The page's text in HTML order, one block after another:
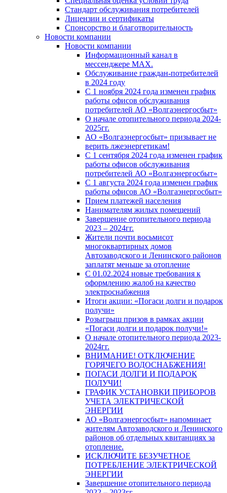
Стандарт обслуживания потребителей
Лицензии и сертификаты
Спонсорство и благотворительность
Новости компании
Новости компании
Информационный канал в
мессенджере MAX.
Обслуживание граждан-потребителей
в 2024 году
С 1 ноября 2024 года изменен график
работы офисов обслуживания
потребителей АО «Волгаэнергосбыт»
О начале отопительного периода 2024-
2025гг.
АО «Волгаэнергосбыт» призывает не
верить лжеэнергетикам!
С 1 сентября 2024 года изменен график
работы офисов обслуживания
потребителей АО «Волгаэнергосбыт»
С 1 августа 2024 года изменен график
работы офисов АО «Волгаэнергосбыт»
Прием платежей населения
Нанимателям жилых помещений
Завершение отопительного периода
2023 – 2024гг.
Жители почти восьмисот
многоквартирных домов
Автозаводского и Ленинского районов
заплатят меньше за отопление
С 01.02.2024 новые требования к
оформлению жалоб на качество
электроснабжения
Итоги акции: «Погаси долги и подарок
получи»
Розыгрыш призов в рамках акции
«Погаси долги и подарок получи!»
О начале отопительного периода 2023-
2024гг.
ВНИМАНИЕ! ОТКЛЮЧЕНИЕ
ГОРЯЧЕГО ВОДОСНАБЖЕНИЯ!
ПОГАСИ ДОЛГИ И ПОДАРОК
ПОЛУЧИ!
ГРАФИК УСТАНОВКИ ПРИБОРОВ
УЧЕТА ЭЛЕКТРИЧЕСКОЙ
ЭНЕРГИИ
АО «Волгаэнергосбыт» напоминает
жителям Автозаводского и Ленинского
районов об отдельных квитанциях за
отопление.
ИСКЛЮЧИТЕ БЕЗУЧЕТНОЕ
ПОТРЕБЛЕНИЕ ЭЛЕКТРИЧЕСКОЙ
ЭНЕРГИИ
Завершение отопительного периода